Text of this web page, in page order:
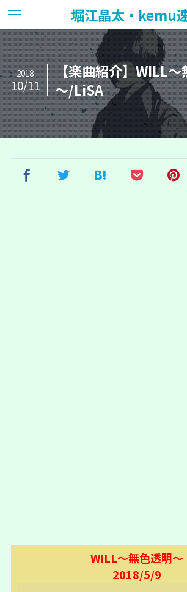
堀江晶太・kemu
【楽曲紹介】WILL～
～/LiSA
2018
10/11
WILL～無色透明～
2018/5/9